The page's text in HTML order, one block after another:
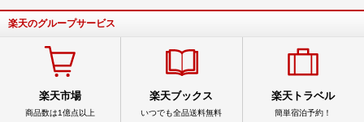
楽天のグループサービス
楽天市場
商品数は1億点以上
楽天ブックス
いつでも全品送料無料
楽天トラベル
簡単宿泊予約！